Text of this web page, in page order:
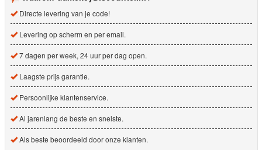
Directe levering van je code!
Levering op scherm en per email.
7 dagen per week, 24 uur per dag open.
Laagste prijs garantie.
Persoonlijke klantenservice.
Al jarenlang de beste en snelste.
Als beste beoordeeld door onze klanten.